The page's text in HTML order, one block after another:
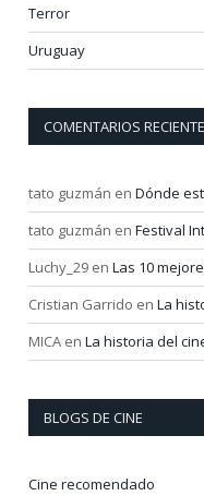
Terror
Uruguay
COMENTARIOS
tato guzmán en Dónde
tato guzmán en Festival
Luchy_29 en Las 10
Cristian Garrido en La
MICA en La historia del
BLOGS DE CINE
Cine recomendado